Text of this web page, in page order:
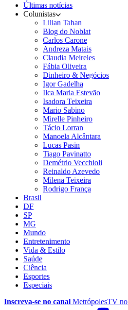
Últimas notícias
Colunistas
Lilian Tahan
Blog do Noblat
Carlos Carone
Andreza Matais
Claudia Meireles
Fábia Oliveira
Dinheiro & Negócios
Igor Gadelha
Ilca Maria Estevão
Isadora Teixeira
Mario Sabino
Mirelle Pinheiro
Tácio Lorran
Manoela Alcântara
Lucas Pasin
Tiago Pavinatto
Demétrio Vecchioli
Reinaldo Azevedo
Milena Teixeira
Rodrigo França
Brasil
DF
SP
MG
Mundo
Entretenimento
Vida & Estilo
Saúde
Ciência
Esportes
Especiais
Inscreva-se no canal MetrópolesTV no